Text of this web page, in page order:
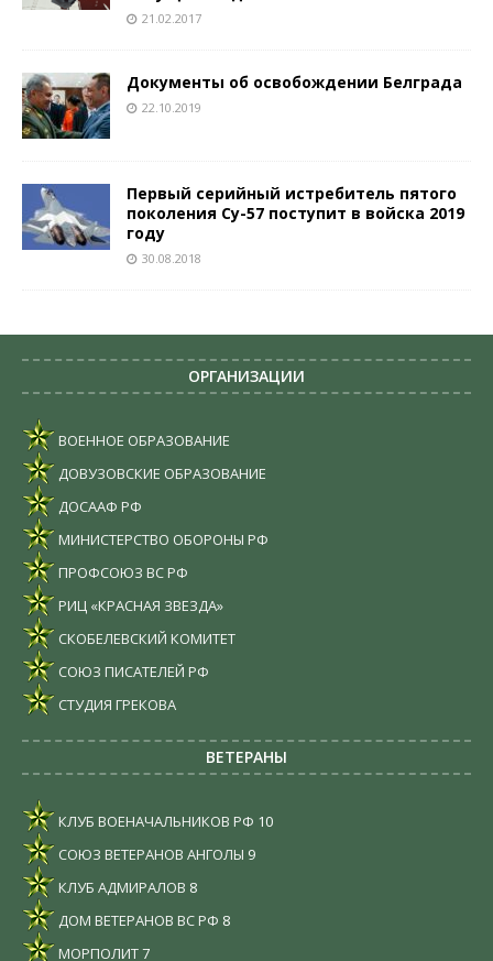
21.02.2017
Документы об освобождении Белграда
22.10.2019
Первый серийный истребитель пятого
поколения Су-57 поступит в войска 2019
году
30.08.2018
ОРГАНИЗАЦИИ
ВОЕННОЕ ОБРАЗОВАНИЕ
ДОВУЗОВСКИЕ ОБРАЗОВАНИЕ
ДОСААФ РФ
МИНИСТЕРСТВО ОБОРОНЫ РФ
ПРОФСОЮЗ ВС РФ
РИЦ «КРАСНАЯ ЗВЕЗДА»
СКОБЕЛЕВСКИЙ КОМИТЕТ
СОЮЗ ПИСАТЕЛЕЙ РФ
СТУДИЯ ГРЕКОВА
ВЕТЕРАНЫ
КЛУБ ВОЕНАЧАЛЬНИКОВ РФ 10
СОЮЗ ВЕТЕРАНОВ АНГОЛЫ 9
КЛУБ АДМИРАЛОВ 8
ДОМ ВЕТЕРАНОВ ВС РФ 8
МОРПОЛИТ7